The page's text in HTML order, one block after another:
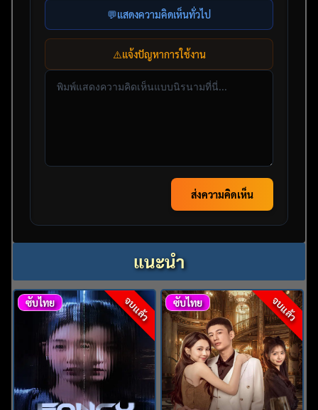
💬แสดงความคิดเห็นทั่วไป
⚠️แจ้งปัญหาการใช้งาน
ส่งความคิดเห็น
แนะนำ
จบแล้ว
ซับไทย จบแล้ว
ซับไทย